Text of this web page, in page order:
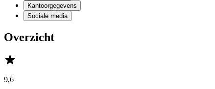
Kantoorgegevens
Sociale media
Overzicht
9,6